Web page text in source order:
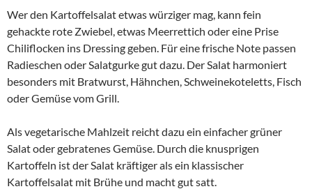
Wer den Kartoffelsalat etwas würziger mag, kann fein
gehackte rote Zwiebel, etwas Meerrettich oder eine Prise
Chiliflocken ins Dressing geben. Für eine frische Note passen
Radieschen oder Salatgurke gut dazu. Der Salat harmoniert
besonders mit Bratwurst, Hähnchen, Schweinekoteletts, Fisch
oder Gemüse vom Grill.
Als vegetarische Mahlzeit reicht dazu ein einfacher grüner
Salat oder gebratenes Gemüse. Durch die knusprigen
Kartoffeln ist der Salat kräftiger als ein klassischer
Kartoffelsalat mit Brühe und macht gut satt.